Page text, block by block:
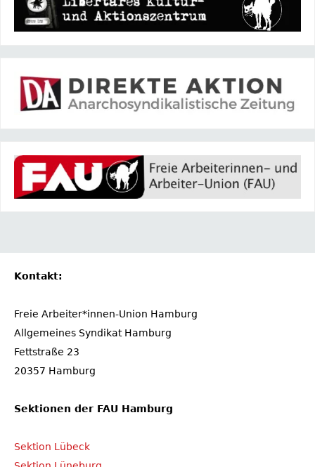
Kontakt:
Freie Arbeiter*innen-Union Hamburg
Allgemeines Syndikat Hamburg
Fettstraße 23
20357 Hamburg
Sektionen der FAU Hamburg
Sektion Lübeck